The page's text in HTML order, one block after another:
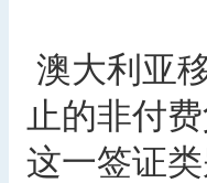
澳大利亚
止的非付
这一签证